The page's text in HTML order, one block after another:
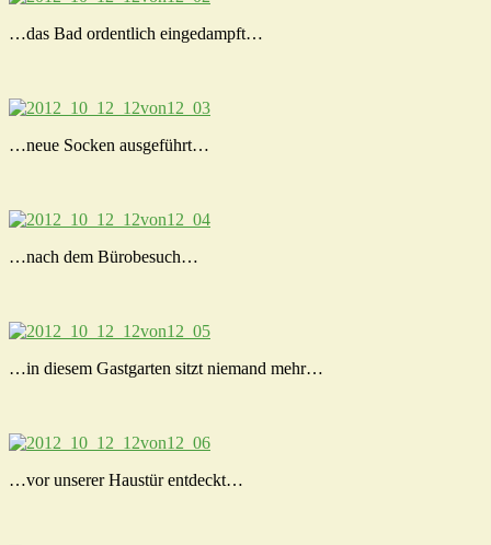
…das Bad ordentlich eingedampft…
…neue Socken ausgeführt…
…nach dem Bürobesuch…
…in diesem Gastgarten sitzt niemand mehr…
…vor unserer Haustür entdeckt…